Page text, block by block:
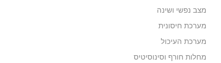
מצב נפשי ושינה
מערכת חיסונית
מערכת העיכול
מחלות חורף וסינוסיטיס